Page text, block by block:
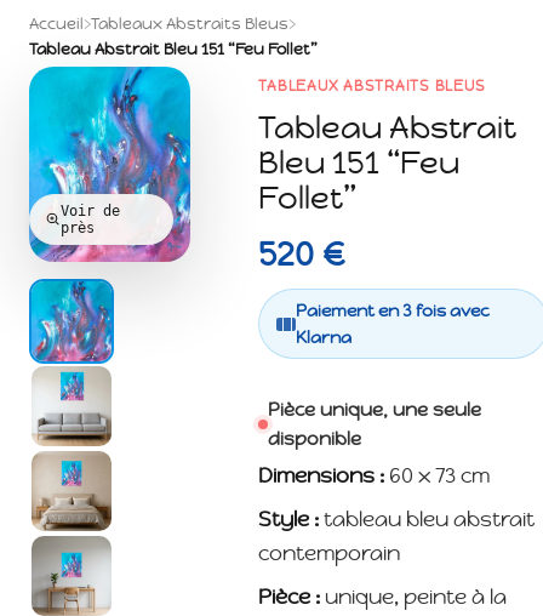
Accueil›Tableaux Abstraits Bleus›
Tableau Abstrait Bleu 151 “Feu Follet”
Voir de
près
TABLEAUX ABSTRAITS BLEUS
Tableau Abstrait
Bleu 151 “Feu
Follet”
520 €
Paiement en 3 fois avec
Klarna
Pièce unique, une seule
disponible
Dimensions : 60 x 73 cm
Style :tableau bleu abstrait
contemporain
Pièce : unique, peinte à la